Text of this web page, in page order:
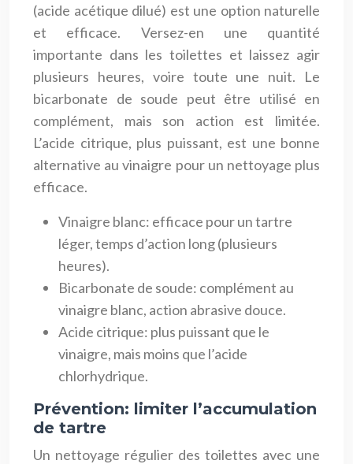
(acide acétique dilué) est une option naturelle
et efficace. Versez-en une quantité
importante dans les toilettes et laissez agir
plusieurs heures, voire toute une nuit. Le
bicarbonate de soude peut être utilisé en
complément, mais son action est limitée.
L’acide citrique, plus puissant, est une bonne
alternative au vinaigre pour un nettoyage plus
efficace.
Vinaigre blanc: efficace pour un tartre
léger, temps d’action long (plusieurs
heures).
Bicarbonate de soude: complément au
vinaigre blanc, action abrasive douce.
Acide citrique: plus puissant que le
vinaigre, mais moins que l’acide
chlorhydrique.
Prévention: limiter l’accumulation
de tartre
Un nettoyage régulier des toilettes avec une